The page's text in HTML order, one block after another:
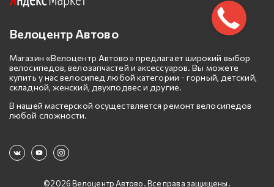
Велоцентр Автово
Магазин «Велоцентр Автово» предлагает широкий выбор
велосипедов, велозапчастей и аксессуаров. Вы можете
купить у нас велосипед любой категории - горный, детский,
складной, женский, двухподвес и другие.
В нашей мастерской осуществляется ремонт велосипедов
любой сложности.
©2026 Велоцентр Автово. Все права защищены.